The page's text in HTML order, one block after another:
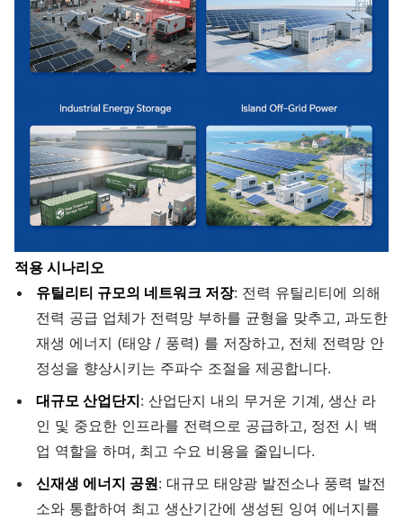
적용 시나리오
유틸리티 규모의 네트워크 저장: 전력 유틸리티에 의해
전력 공급 업체가 전력망 부하를 균형을 맞추고, 과도한
재생 에너지 (태양 / 풍력) 를 저장하고, 전체 전력망 안
정성을 향상시키는 주파수 조절을 제공합니다.
대규모 산업단지: 산업단지 내의 무거운 기계, 생산 라
인 및 중요한 인프라를 전력으로 공급하고, 정전 시 백
업 역할을 하며, 최고 수요 비용을 줄입니다.
신재생 에너지 공원: 대규모 태양광 발전소나 풍력 발전
소와 통합하여 최고 생산기간에 생성된 잉여 에너지를